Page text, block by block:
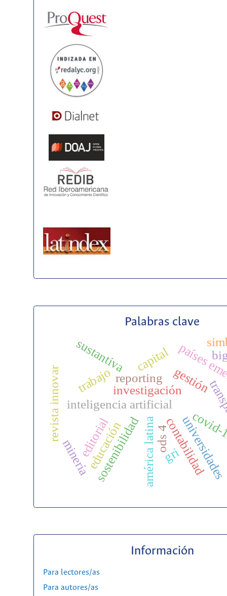
Palabras clave
inteligencia artificial
educación
investigación
editorial
revista innovar
contabilidad
gestión
américa latina
reporting
sostenibilidad
países
minería ods 4 universidades
capital
trabajo
gri
sustantiva
Información
Para lectores/as
Para autores/as